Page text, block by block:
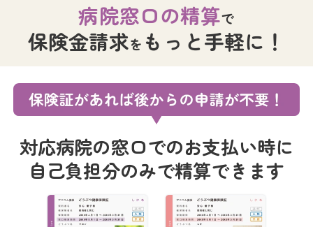
病院窓口の精算で
保険金請求を もっと手軽に！
対応病院の窓口でのお支払い時に
自己負担分のみで精算できます